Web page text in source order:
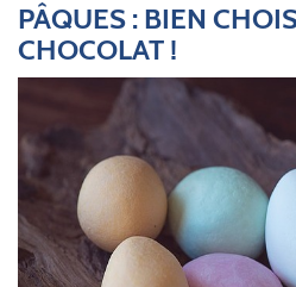
PÂQUES : BIEN
CHOCOLAT !